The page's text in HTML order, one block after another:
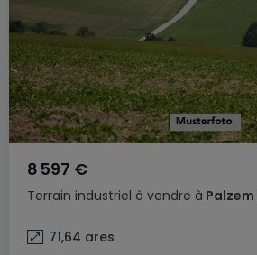
Terrain industriel à vendre à Palzem
8 597 €
71,64 ares